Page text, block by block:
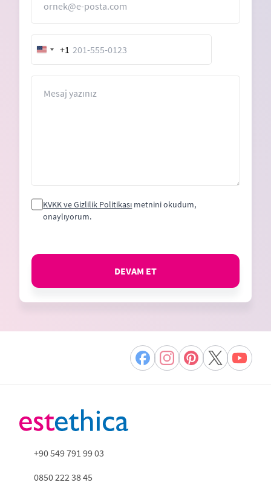
United
States
+1
KVKK ve Gizlilik Politikası metnini okudum,
onaylıyorum.
DEVAM ET
+90 549 791 99 03
0850 222 38 45